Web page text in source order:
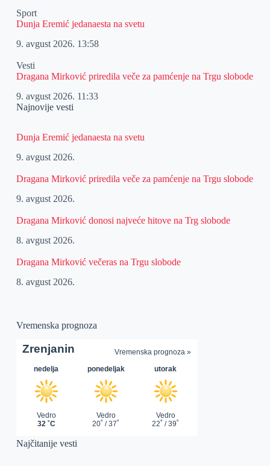
Sport
Dunja Eremić jedanaesta na svetu
9. avgust 2026. 13:58
Vesti
Dragana Mirković priredila veče za pamćenje na Trgu slobode
9. avgust 2026. 11:33
Najnovije vesti
Dunja Eremić jedanaesta na svetu
9. avgust 2026.
Dragana Mirković priredila veče za pamćenje na Trgu slobode
9. avgust 2026.
Dragana Mirković donosi najveće hitove na Trg slobode
8. avgust 2026.
Dragana Mirković večeras na Trgu slobode
8. avgust 2026.
Vremenska prognoza
Najčitanije vesti